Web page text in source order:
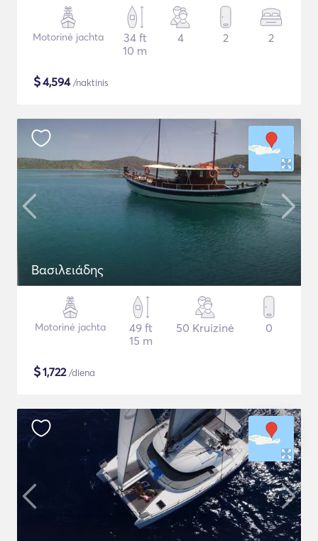
Motorinė jachta
34 ft
10 m
4 2 2
$4,594/naktinis
Βασιλειάδης
Motorinė jachta
49 ft
15 m
50 Kruizinė 0
$1,722/diena